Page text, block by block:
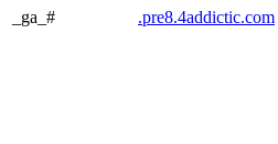
_ga_# .pre8.4addictic.com